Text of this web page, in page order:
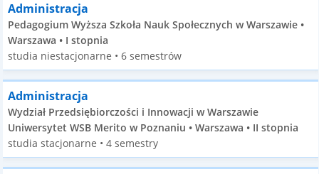
Administracja
Pedagogium Wyższa Szkoła Nauk Społecznych w Warszawie •
Warszawa • I stopnia
studia niestacjonarne • 6 semestrów
Administracja
Wydział Przedsiębiorczości i Innowacji w Warszawie
Uniwersytet WSB Merito w Poznaniu • Warszawa • II stopnia
studia stacjonarne • 4 semestry